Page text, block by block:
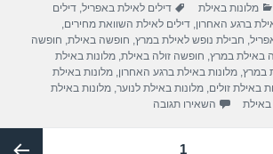
s
A
p
p
gr
a
m
e
קטגוריות
מלונות באילת תגיות
דילים לאילת באפריל,דילים
ברגע האחרון,דילים לאילת השוואת מחירים,
, חבילת נופש לאילת במרץ, חופשה באילת, חופשה
באילת במרץ, חופשה זולה באילת,מלונות באילת
במרץ,מלונות באילת ברגע האחרון,מלונות באילת
באילת זולים,מלונות באילת לנוער,מלונות באילת
באילת השאירו תגובה
עמוד1